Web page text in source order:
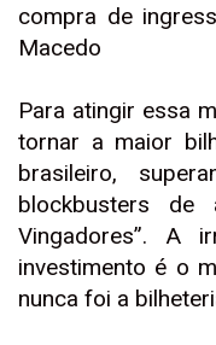
compra de
Macedo
Para atingir essa
tornar a maior
brasileiro,
blockbusters
Vingadores”. A
investimento é o
nunca foi a